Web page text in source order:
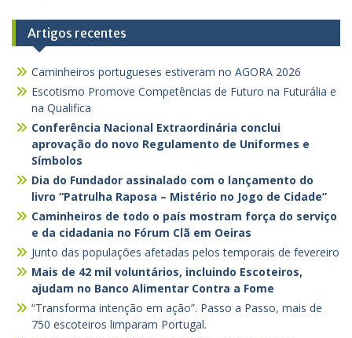
Artigos recentes
Caminheiros portugueses estiveram no AGORA 2026
Escotismo Promove Competências de Futuro na Futurália e
na Qualifica
Conferência Nacional Extraordinária conclui
aprovação do novo Regulamento de Uniformes e
Símbolos
Dia do Fundador assinalado com o lançamento do
livro “Patrulha Raposa – Mistério no Jogo de Cidade”
Caminheiros de todo o país mostram força do serviço
e da cidadania no Fórum Clã em Oeiras
Junto das populações afetadas pelos temporais de fevereiro
Mais de 42 mil voluntários, incluindo Escoteiros,
ajudam no Banco Alimentar Contra a Fome
“Transforma intenção em ação”. Passo a Passo, mais de
750 escoteiros limparam Portugal.